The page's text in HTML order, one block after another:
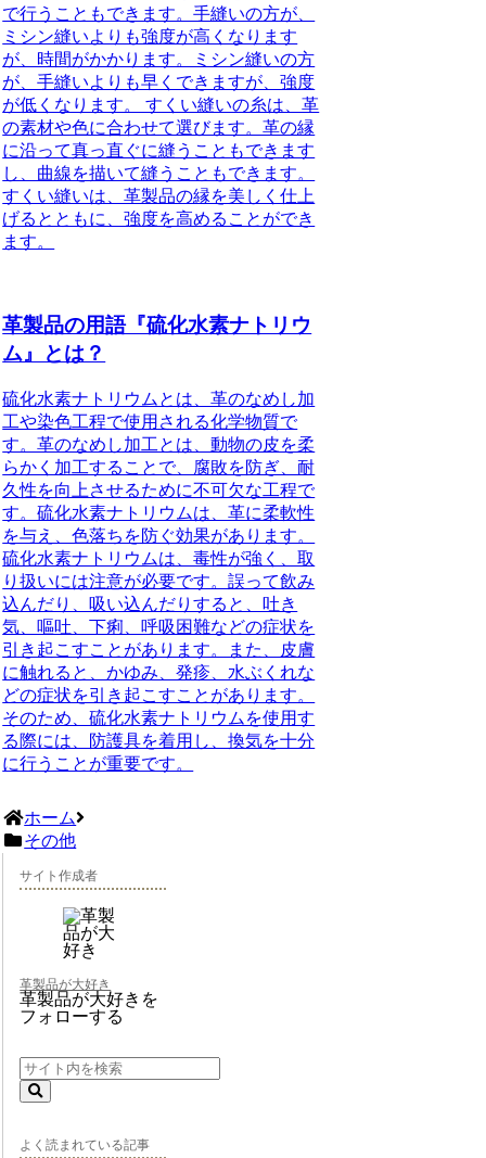
で行うこともできます。手縫いの方が、
ミシン縫いよりも強度が高くなります
が、時間がかかります。ミシン縫いの方
が、手縫いよりも早くできますが、強度
が低くなります。 すくい縫いの糸は、革
の素材や色に合わせて選びます。革の縁
に沿って真っ直ぐに縫うこともできます
し、曲線を描いて縫うこともできます。
すくい縫いは、革製品の縁を美しく仕上
げるとともに、強度を高めることができ
ます。
革製品の用語『硫化水素ナトリウ
ム』とは？
硫化水素ナトリウムとは、革のなめし加
工や染色工程で使用される化学物質で
す。革のなめし加工とは、動物の皮を柔
らかく加工することで、腐敗を防ぎ、耐
久性を向上させるために不可欠な工程で
す。硫化水素ナトリウムは、革に柔軟性
を与え、色落ちを防ぐ効果があります。
硫化水素ナトリウムは、毒性が強く、取
り扱いには注意が必要です。誤って飲み
込んだり、吸い込んだりすると、吐き
気、嘔吐、下痢、呼吸困難などの症状を
引き起こすことがあります。また、皮膚
に触れると、かゆみ、発疹、水ぶくれな
どの症状を引き起こすことがあります。
そのため、硫化水素ナトリウムを使用す
る際には、防護具を着用し、換気を十分
に行うことが重要です。
ホーム
その他
サイト作成者
革製品が大好き
革製品が大好きを
フォローする
よく読まれている記事